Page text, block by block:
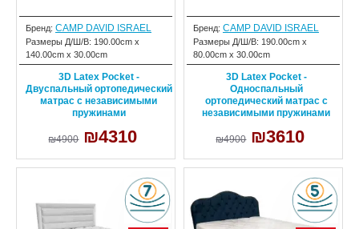
Бренд: CAMP DAVID ISRAEL
Размеры Д/Ш/В: 190.00cm x
140.00cm x 30.00cm
3D Latex Pocket -
Двуспальный ортопедический
матрас с независимыми
пружинами
₪4900 ₪4310
Бренд: CAMP DAVID ISRAEL
Размеры Д/Ш/В: 190.00cm x
80.00cm x 30.00cm
3D Latex Pocket -
Односпальный
ортопедический матрас с
независимыми пружинами
₪4900 ₪3610